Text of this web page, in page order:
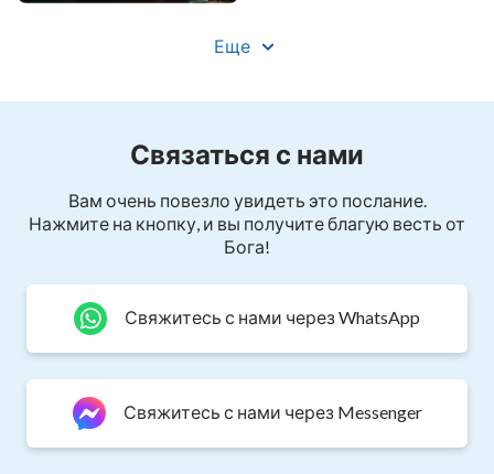
принуждая ее отречься от Бога и предать Его. …
В своих страданиях и немощности Хань Лу
водительством Слова Божьего ей удается
выдерживает множество допросов с
применением пыток и решительно опровергает
самые разные слухи и ложь КПК. В горечи
коммунистических репрессий рождается
прекрасное и яркое свидетельство...
Данное видео взят из сайта Церкви
Всемогущего Бога
Еще
Связаться с нами
Вам очень повезло увидеть это послание.
Нажмите на кнопку, и вы получите благую весть от
Бога!
Свяжитесь с нами через WhatsApp
Свяжитесь с нами через Messenger